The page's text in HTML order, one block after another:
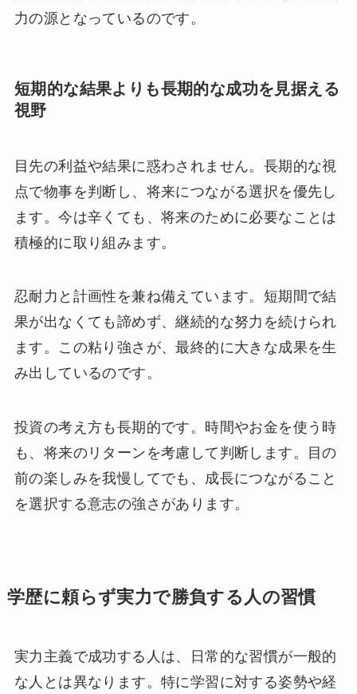
力の源となっているのです。
短期的な結果よりも長期的な成功を見据える
視野
目先の利益や結果に惑わされません。長期的な視
点で物事を判断し、将来につながる選択を優先し
ます。今は辛くても、将来のために必要なことは
積極的に取り組みます。
忍耐力と計画性を兼ね備えています。短期間で結
果が出なくても諦めず、継続的な努力を続けられ
ます。この粘り強さが、最終的に大きな成果を生
み出しているのです。
投資の考え方も長期的です。時間やお金を使う時
も、将来のリターンを考慮して判断します。目の
前の楽しみを我慢してでも、成長につながること
を選択する意志の強さがあります。
学歴に頼らず実力で勝負する人の習慣
実力主義で成功する人は、日常的な習慣が一般的
な人とは異なります。特に学習に対する姿勢や経